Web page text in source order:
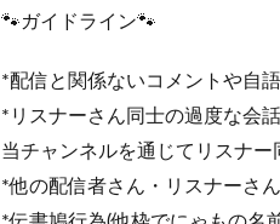
🐾ガイドライン🐾
*配信と関係ないコメントや自
*リスナーさん同士の過度な会
当チャンネルを通じてリスナ
*他の配信者さん・リスナーさ